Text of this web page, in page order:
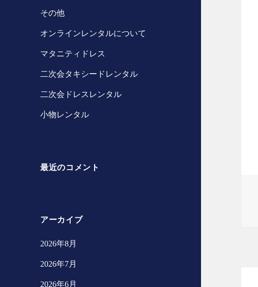
その他
オンラインレンタルについて
マタニティドレス
二次会タキシードレンタル
二次会ドレスレンタル
小物レンタル
最近のコメント
アーカイブ
2026年8月
2026年7月
2026年6月